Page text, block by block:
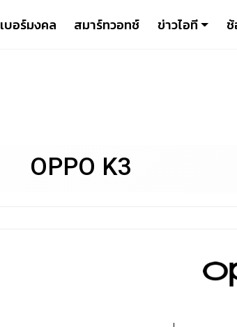
เบอร์มงคล สมาร์ทวอทช์ ข่าวไอที
OPPO K3